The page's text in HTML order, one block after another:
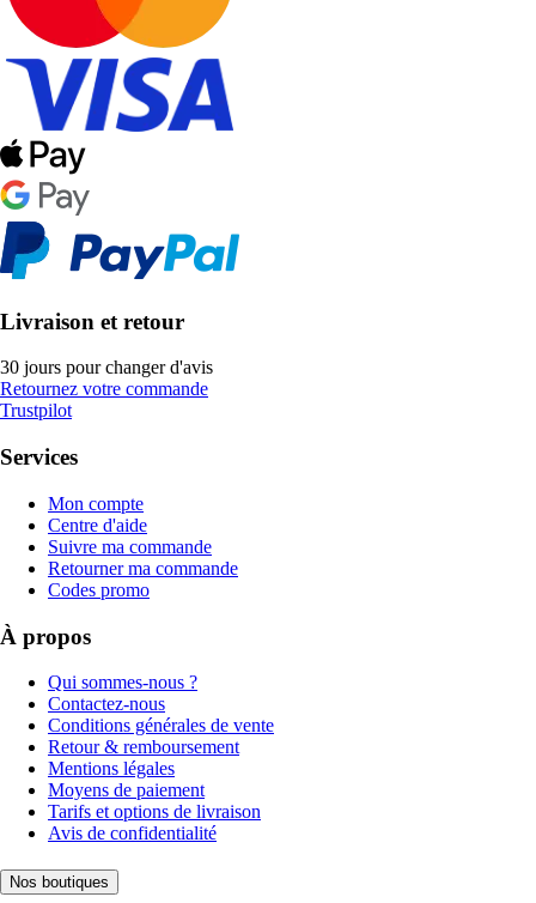
Livraison et retour
30 jours pour changer d'avis
Retournez votre commande
Trustpilot
Services
Mon compte
Centre d'aide
Suivre ma commande
Retourner ma commande
Codes promo
À propos
Qui sommes-nous ?
Contactez-nous
Conditions générales de vente
Retour & remboursement
Mentions légales
Moyens de paiement
Tarifs et options de livraison
Avis de confidentialité
Nos boutiques